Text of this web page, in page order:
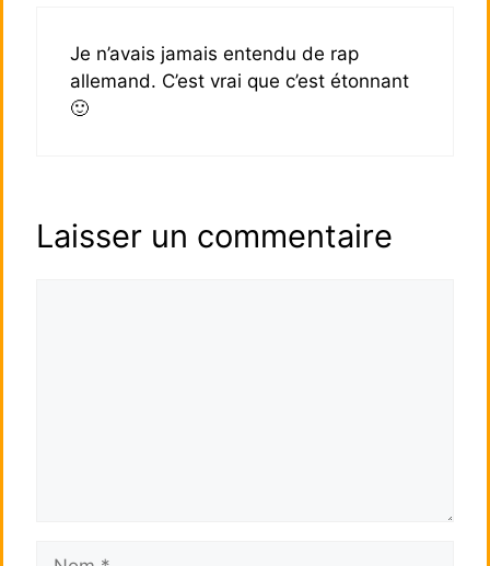
Je n’avais jamais entendu de rap
allemand. C’est vrai que c’est étonnant
🙂
Laisser un commentaire